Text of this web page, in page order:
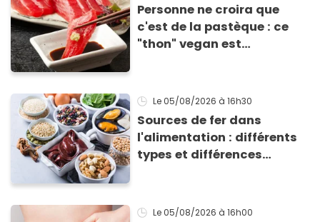
Personne ne croira que
c'est de la pastèque : ce
"thon" vegan est
Le 05/08/2026 à 16h30
Sources de fer dans
l'alimentation : différents
types et différences
Le 05/08/2026 à 16h00